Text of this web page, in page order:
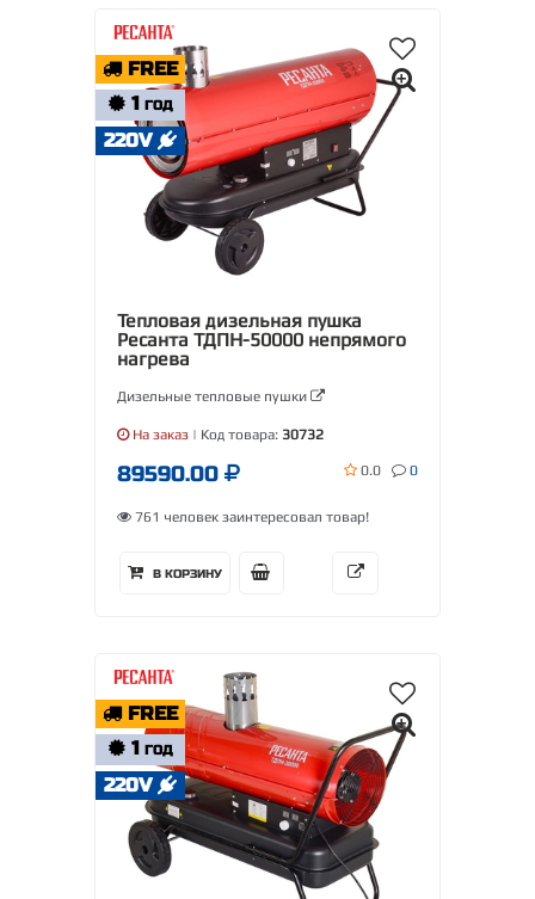
FREE
1 ГОД
220V
Тепловая дизельная пушка
Ресанта ТДПН-50000 непрямого
нагрева
Дизельные тепловые пушки
На заказ | Код товара: 30732
89590.00 0.0 0
761 человек заинтересовал товар!
В КОРЗИНУ
FREE
1 ГОД
220V